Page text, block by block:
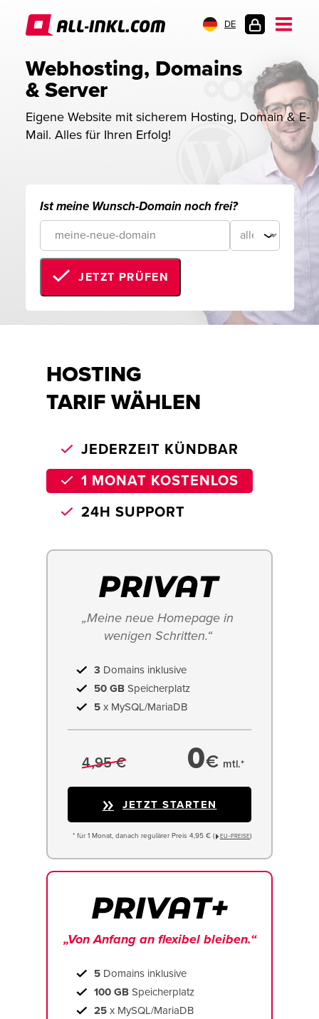
DE
Webhosting, Domains
& Server
Eigene Website mit sicherem Hosting, Domain & E-
Mail. Alles für Ihren Erfolg!
Ist meine Wunsch-Domain noch frei?
JETZT PRÜFEN
HOSTING
TARIF WÄHLEN
JEDERZEIT KÜNDBAR
1 MONAT KOSTENLOS
24H SUPPORT
„Meine neue Homepage in
wenigen Schritten.“
3 Domains inklusive
50 GB Speicherplatz
5 x MySQL/MariaDB
4,95 € 0€ mtl.*
JETZT STARTEN
* für 1 Monat, danach regulärer Preis 4,95 € ( EU−PREISE)
„Von Anfang an flexibel bleiben.“
5 Domains inklusive
100 GB Speicherplatz
25 x MySQL/MariaDB